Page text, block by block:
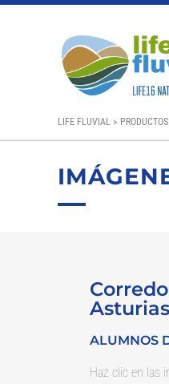
LIFE FLUVIAL > PRODUCTOS
ALUMNOS
Haz clic en las